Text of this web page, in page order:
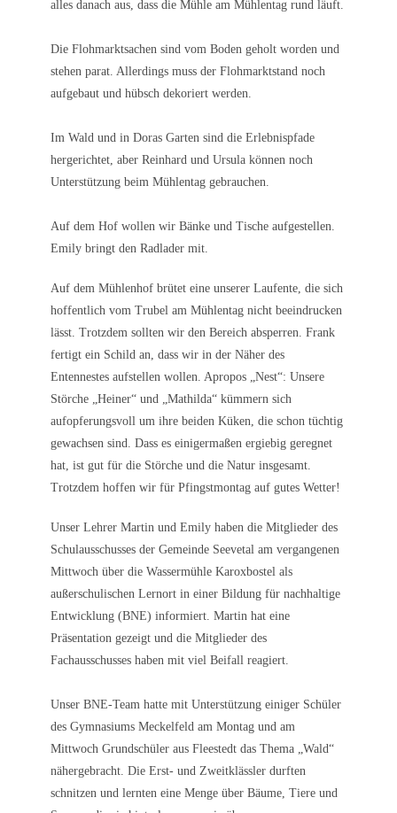
alles danach aus, dass die Mühle am Mühlentag rund läuft.
Die Flohmarktsachen sind vom Boden geholt worden und
stehen parat. Allerdings muss der Flohmarktstand noch
aufgebaut und hübsch dekoriert werden.
Im Wald und in Doras Garten sind die Erlebnispfade
hergerichtet, aber Reinhard und Ursula können noch
Unterstützung beim Mühlentag gebrauchen.
Auf dem Hof wollen wir Bänke und Tische aufgestellen.
Emily bringt den Radlader mit.
Auf dem Mühlenhof brütet eine unserer Laufente, die sich
hoffentlich vom Trubel am Mühlentag nicht beeindrucken
lässt. Trotzdem sollten wir den Bereich absperren. Frank
fertigt ein Schild an, dass wir in der Näher des
Entennestes aufstellen wollen. Apropos „Nest“: Unsere
Störche „Heiner“ und „Mathilda“ kümmern sich
aufopferungsvoll um ihre beiden Küken, die schon tüchtig
gewachsen sind. Dass es einigermaßen ergiebig geregnet
hat, ist gut für die Störche und die Natur insgesamt.
Trotzdem hoffen wir für Pfingstmontag auf gutes Wetter!
Unser Lehrer Martin und Emily haben die Mitglieder des
Schulausschusses der Gemeinde Seevetal am vergangenen
Mittwoch über die Wassermühle Karoxbostel als
außerschulischen Lernort in einer Bildung für nachhaltige
Entwicklung (BNE) informiert. Martin hat eine
Präsentation gezeigt und die Mitglieder des
Fachausschusses haben mit viel Beifall reagiert.
Unser BNE-Team hatte mit Unterstützung einiger Schüler
des Gymnasiums Meckelfeld am Montag und am
Mittwoch Grundschüler aus Fleestedt das Thema „Wald“
nähergebracht. Die Erst- und Zweitklässler durften
schnitzen und lernten eine Menge über Bäume, Tiere und